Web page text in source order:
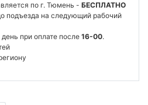
по г. Тюмень - БЕСПЛАТНО
подъезда на следующий рабочий
день при оплате после 16-00.